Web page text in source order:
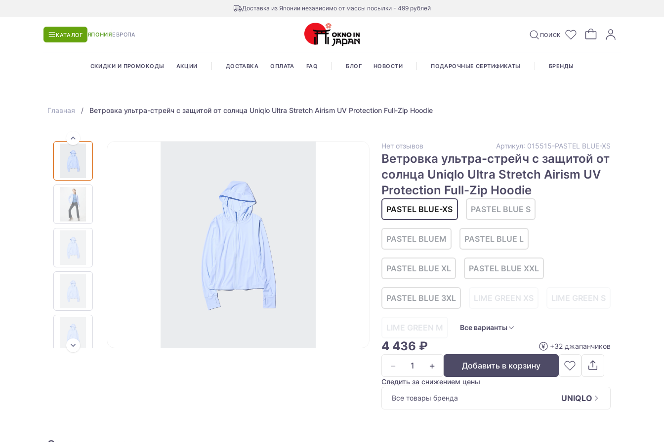
Доставка из Японии независимо от массы посылки - 499 рублей
КАТАЛОГ ЯПОНИЯЕВРОПА ПОИСК
СКИДКИ И ПРОМОКОДЫ АКЦИИ ДОСТАВКА ОПЛАТА FAQ БЛОГ НОВОСТИ ПОДАРОЧНЫЕ СЕРТИФИКАТЫ БРЕНДЫ
Главная Ветровка ультра-стрейч с защитой от солнца Uniqlo Ultra Stretch Airism UV Protection Full-Zip Hoodie
Нет отзывов Артикул: 015515-PASTEL BLUE-XS
Ветровка ультра-стрейч с защитой от
солнца Uniqlo Ultra Stretch Airism UV
Protection Full-Zip Hoodie
PASTEL BLUE-XS PASTEL BLUE S
PASTEL BLUEM PASTEL BLUE L
PASTEL BLUE XL PASTEL BLUE XXL
PASTEL BLUE 3XL LIME GREEN XS LIME GREEN S
LIME GREEN M Все варианты
4 436 ₽ +32 джапанчиков
− + Добавить в корзину
Следить за снижением цены
Все товары бренда
UNIQLO